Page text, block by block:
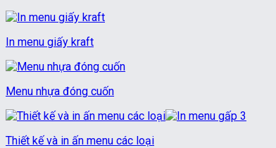
In menu giấy kraft
Menu nhựa đóng cuốn
Thiết kế và in ấn menu các loại